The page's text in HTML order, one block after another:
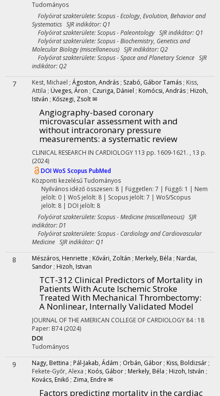
Tudományos
Folyóirat szakterülete: Scopus - Ecology, Evolution, Behavior and
Systematics SJR indikátor: Q1
Folyóirat szakterülete: Scopus - Paleontology SJR indikátor: Q1
Folyóirat szakterülete: Scopus - Biochemistry, Genetics and
Molecular Biology (miscellaneous) SJR indikátor: Q2
Folyóirat szakterülete: Scopus - Space and Planetary Science SJR
indikátor: Q2
7 Kest, Michael ; Ágoston, András ; Szabó, Gábor Tamás ; Kiss,
Attila ; Üveges, Áron ; Czuriga, Dániel ; Komócsi, András ; Hizoh,
István ; Kőszegi, Zsolt ✉
Angiography-based coronary
microvascular assessment with and
without intracoronary pressure
measurements: a systematic review
CLINICAL RESEARCH IN CARDIOLOGY 113 pp. 1609-1621. , 13 p.
(2024)
DOIWoS Scopus PubMed
Központi kezelésűTudományos
Nyilvános idéző összesen: 8| Független: 7 | Függő: 1 | Nem
jelölt: 0 | WoS jelölt: 8 | Scopus jelölt: 7 | WoS/Scopus
jelölt: 8 | DOI jelölt: 8
Folyóirat szakterülete: Scopus - Medicine (miscellaneous) SJR
indikátor: D1
Folyóirat szakterülete: Scopus - Cardiology and Cardiovascular
Medicine SJR indikátor: Q1
8 Mészáros, Henriette ; Kővári, Zoltán ; Merkely, Béla ; Nardai,
Sandor ; Hizoh, Istvan
TCT-312 Clinical Predictors of Mortality in
Patients With Acute Ischemic Stroke
Treated With Mechanical Thrombectomy:
A Nonlinear, Internally Validated Model
JOURNAL OF THE AMERICAN COLLEGE OF CARDIOLOGY 84: 18
Paper: B74(2024)
DOI
Tudományos
9 Nagy, Bettina ; Pál-Jakab, Ádám ; Orbán, Gábor ; Kiss, Boldizsár ;
Fekete-Győr, Alexa ; Koós, Gábor ; Merkely, Béla ; Hizoh, István ;
Kovács, Enikő ; Zima, Endre ✉
Factors predicting mortality in the cardiac